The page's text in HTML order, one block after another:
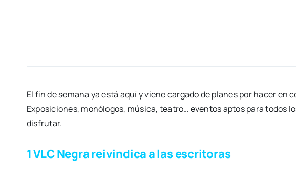
El fin de sema­na ya está aquí y vie­ne car­ga­do de pla­nes por hacer en
Expo­si­cio­nes, monó­lo­gos, músi­ca, tea­tro… even­tos aptos para todos
dis­fru­tar.
1 VLC Negra reivindica a las escritoras